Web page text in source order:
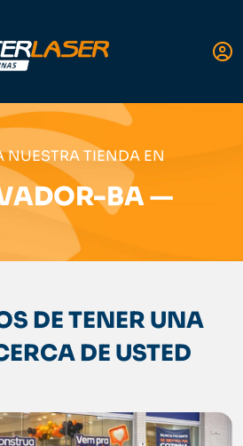
NUESTRA TIENDA EN
BA —
DE TENER UNA
DE USTED